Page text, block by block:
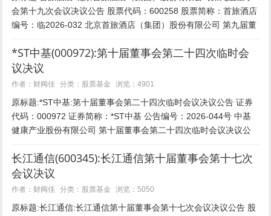
会第十九次会议决议公告 股票代码：600258 股票简称：首旅酒店
编号：临2026-032 北京首旅酒店（集团）股份有限公司 第九届董
*ST中基(000972):第十届董事会第二十四次临时会
议决议
作者：财阀佳 分类： 股票基金 浏览：4901
原标题:*ST中基:第十届董事会第二十四次临时会议决议公告 证券
代码：000972 证券简称：*ST中基 公告编号：2026-044号 中基
健康产业股份有限公司 第十届董事会第二十四次临时会议决议公
长江通信(600345):长江通信第十届董事会第十七次
会议决议
作者：财阀佳 分类： 股票基金 浏览：5050
原标题:长江通信:长江通信第十届董事会第十七次会议决议公告 股